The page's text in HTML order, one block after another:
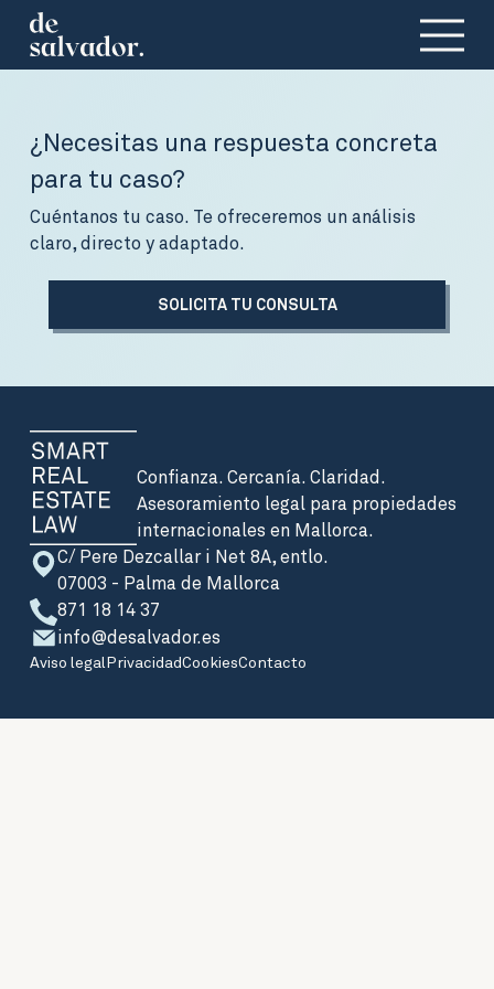
¿Necesitas una respuesta concreta
para tu caso?
Cuéntanos tu caso. Te ofreceremos un análisis
claro, directo y adaptado.
SOLICITA TU CONSULTA
Confianza. Cercanía. Claridad.
Asesoramiento legal para propiedades
internacionales en Mallorca.
C/ Pere Dezcallar i Net 8A, entlo.
07003 - Palma de Mallorca
871 18 14 37
info@desalvador.es
Aviso legal PrivacidadCookiesContacto